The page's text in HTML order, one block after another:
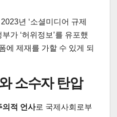
2023년 ‘소셜미디어 규제
가 ‘허위정보’를 유포했
에 제재를 가할 수 있게 되
소수자 탄압
의적 언사로 국제사회로부